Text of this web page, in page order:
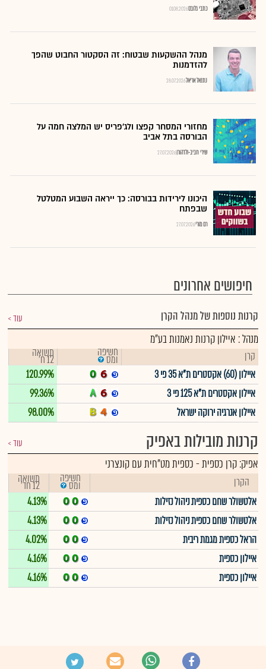
01.08.2026כתבי גלובס
מנהל ההשקעות שבטוח: זה הסקטור החבוט שהפך
להזדמנות
28.07.2026נתנאל אריאל
מחזורי המסחר קפצו ולג'פריס יש המלצה חמה על
הבורסה בתל אביב
27.07.2026שירי חביב-ולדהורן
היכונו לירידות בבורסה: כך ייראה השבוע המטלטל
שבפתח
27.07.2026רם מורי
חיפושים אחרונים
קרנות נוספות של מנהל הקרן עוד
מנהל : איילון קרנות נאמנות בע"מ
קרן חשיפה
ומס תשואה
12 ח'
איילון (60) אקסטרים ת"א 35 פי 3
120.99%
איילון אקסטרים ת"א 125 פי 3
99.36%
איילון אנרגיה ירוקה ישראל
98.00%
קרנות מובילות באפיק עוד
אפיק:קרן כספית-כספית מט"חית עם קונצרני
הקרן חשיפה
ומס תשואה
12 חד'
אלטשולר שחם כספית ניהול נזילות
4.13%
אלטשולר שחם כספית ניהול נזילות
4.13%
הראל כספית מגמת ריבית
4.02%
איילון כספית
4.16%
איילון כספית
4.16%